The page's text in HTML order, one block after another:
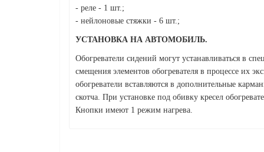
- реле - 1 шт.;
- нейлоновые стяжки - 6 шт.;
УСТАНОВКА НА АВТОМОБИЛЬ.
Обогреватели сидений могут устанавливаться в
смещения элементов обогревателя в процессе их
обогреватели вставляются в дополнительные
скотча. При установке под обивку кресел
Кнопки имеют 1 режим нагрева.